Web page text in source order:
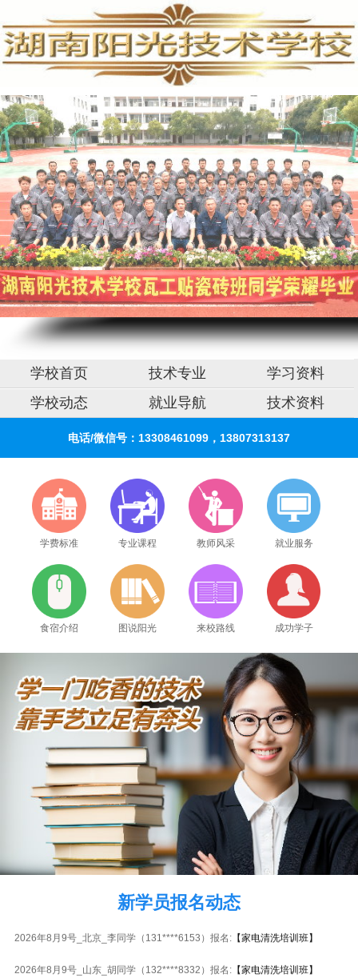
家电清洗培训,家电清洗技术,学习家电清洗,空调清洗培训,家电清洗培训费用,专业
学校首页 技术专业
学习资料
学校动态
就业导航 技术资料
电话/微信号：13308461099，13807313137
学费标准 专业课程 教师风采 就业服务
食宿介绍 图说阳光 来校路线 成功学子
新学员报名动态
2026年8月9号_陕西_王同学（155****5372）报名:【家电清洗培训班】
2026年8月9号_安徽_陈同学（154****1613）报名:【家电清洗培训班】
2026年8月9号_陕西_陈同学（184****8947）报名:【家电清洗培训班】
2026年8月9号_海南_杨同学（133****0592）报名: 【电动车维修实战班】
2026年8月9号_福建_苏同学（135****8438）报名: 【PLC编程实战班】
2026年8月9号_陕西_林同学（132****7604）报名: 【家电清洗培训班】
2026年8月9号_浙江_钟同学（133****3219）报名:【家电清洗培训班】